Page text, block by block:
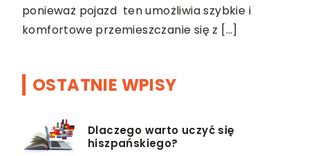
ponieważ pojazd ten umożliwia szybkie i
komfortowe przemieszczanie się z […]
OSTATNIE WPISY
Dlaczego warto uczyć się
hiszpańskiego?